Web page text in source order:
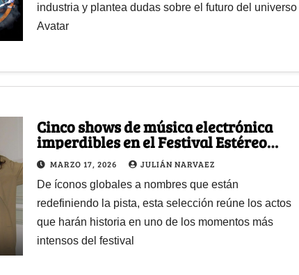
industria y plantea dudas sobre el futuro del universo
Avatar
Cinco shows de música electrónica
imperdibles en el Festival Estéreo
Picnic 2026
MARZO 17, 2026 JULIÁN NARVAEZ
De íconos globales a nombres que están
redefiniendo la pista, esta selección reúne los actos
que harán historia en uno de los momentos más
intensos del festival